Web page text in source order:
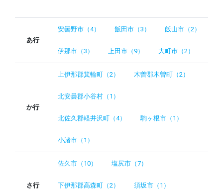
あ行
安曇野市（4） 飯田市（3） 飯山市（2）
伊那市（3） 上田市（9） 大町市（2）
か行
上伊那郡箕輪町（2） 木曽郡木曽町（2）
北安曇郡小谷村（1）
北佐久郡軽井沢町（4） 駒ヶ根市（1）
小諸市（1）
さ行
佐久市（10） 塩尻市（7）
下伊那郡高森町（2） 須坂市（1）